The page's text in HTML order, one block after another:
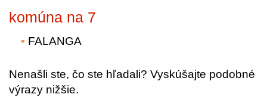
komúna na 7
FALANGA
Nenašli ste, čo ste hľadali? Vyskúšajte podobné
výrazy nižšie.